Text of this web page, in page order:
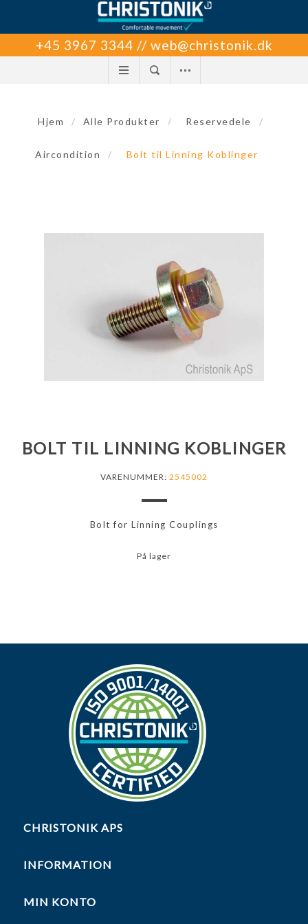
+45 3967 3344 // web@christonik.dk
Hjem / Alle Produkter / Reservedele /
Aircondition / Bolt til Linning Koblinger
BOLT TIL LINNING KOBLINGER
VARENUMMER: 2545002
Bolt for Linning Couplings
På lager
CHRISTONIK APS
INFORMATION
MIN KONTO